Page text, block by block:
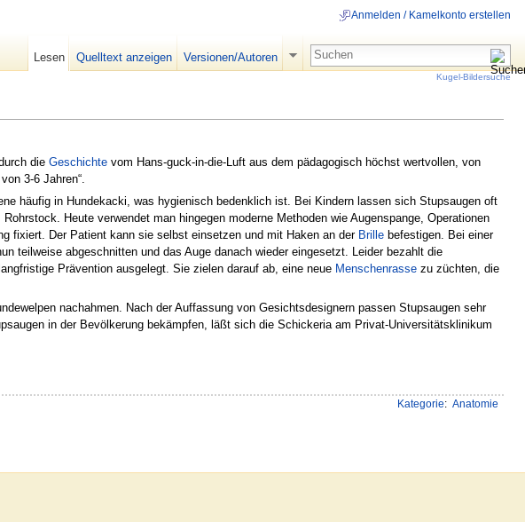
die Geschichte vom Hans-guck-in-die-Luft aus dem pädagogisch höchst wertvollen, von
3-6 Jahren“.
häufig in Hundekacki, was hygienisch bedenklich ist. Bei Kindern lassen sich Stupsaugen oft
Rohrstock. Heute verwendet man hingegen moderne Methoden wie Augenspange, Operationen
fixiert. Der Patient kann sie selbst einsetzen und mit Haken an der Brille befestigen. Bei einer
teilweise abgeschnitten und das Auge danach wieder eingesetzt. Leider bezahlt die
Prävention ausgelegt. Sie zielen darauf ab, eine neue Menschenrasse zu züchten, die
nachahmen. Nach der Auffassung von Gesichtsdesignern passen Stupsaugen sehr
in der Bevölkerung bekämpfen, läßt sich die Schickeria am Privat-Universitätsklinikum
Kategorie: Anatomie
Anmelden / Kamelkonto erstellen
Lesen Quelltext anzeigen Versionen/Autoren
Kugel-Bildersuche